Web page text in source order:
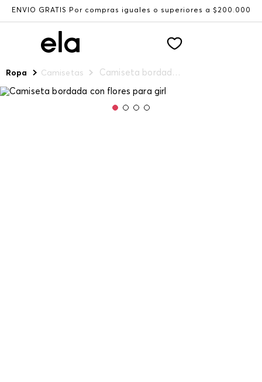
ENVÍO GRATIS Por compras iguales o superiores a $200.000
Ropa Camisetas Camiseta bordada con flores para girl